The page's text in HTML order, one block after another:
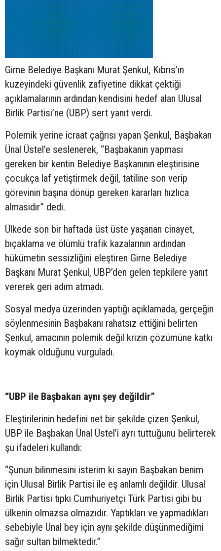
Girne Belediye Başkanı Murat Şenkul, Kıbrıs’ın
kuzeyindeki güvenlik zafiyetine dikkat çektiği
açıklamalarının ardından kendisini hedef alan Ulusal
Birlik Partisi’ne (UBP) sert yanıt verdi.
Polemik yerine icraat çağrısı yapan Şenkul, Başbakan
Ünal Üstel’e seslenerek, “Başbakanın yapması
gereken bir kentin Belediye Başkanının eleştirisine
çocukça laf yetiştirmek değil, tatiline son verip
görevinin başına dönüp gereken kararları hızlıca
almasıdır” dedi.
Ülkede son bir haftada üst üste yaşanan cinayet,
bıçaklama ve ölümlü trafik kazalarının ardından
hükümetin sessizliğini eleştiren Girne Belediye
Başkanı Murat Şenkul, UBP’den gelen tepkilere yanıt
vererek geri adım atmadı.
Sosyal medya üzerinden yaptığı açıklamada, gerçeğin
söylenmesinin Başbakanı rahatsız ettiğini belirten
Şenkul, amacının polemik değil krizin çözümüne katkı
koymak olduğunu vurguladı.
“UBP ile Başbakan aynı şey değildir”
Eleştirilerinin hedefini net bir şekilde çizen Şenkul,
UBP ile Başbakan Ünal Üstel’i ayrı tuttuğunu belirterek
şu ifadeleri kullandı:
“Şunun bilinmesini isterim ki sayın Başbakan benim
için Ulusal Birlik Partisi ile eş anlamlı değildir. Ulusal
Birlik Partisi tıpkı Cumhuriyetçi Türk Partisi gibi bu
ülkenin olmazsa olmazıdır. Yaptıkları ve yapmadıkları
sebebiyle Ünal bey için aynı şekilde düşünmediğimi
sağır sultan bilmektedir.”